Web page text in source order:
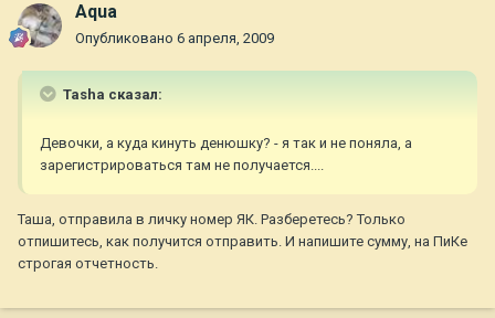
Aqua
Опубликовано 6 апреля, 2009
Tasha сказал:
Девочки, а куда кинуть денюшку? - я так и не поняла, а
зарегистрироваться там не получается....
Таша, отправила в личку номер ЯК. Разберетесь? Только
отпишитесь, как получится отправить. И напишите сумму, на ПиКе
строгая отчетность.